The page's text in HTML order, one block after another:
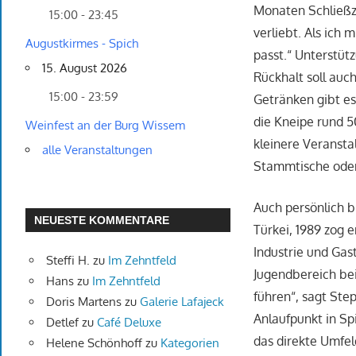
Monaten
verliebt. Als ich
passt.“
Rückhalt soll
Getränken gibt
die Kneipe rund
kleinere
Stammtische
Auch persönlich
Türkei, 1989 zog
Industrie und
Jugendbereich
führen“, sagt
Anlaufpunkt in
das direkte
15:00 - 23:45
Augustkirmes - Spich
15. August 2026
15:00 - 23:59
Weinfest an der Burg Wissem
alle Veranstaltungen
NEUESTE KOMMENTARE
Steffi H. zu Im Zehntfeld
Hanszu Im Zehntfeld
Doris Martenszu Galerie Lafajeck
Detlefzu Café Deluxe
Helene Schönhoffzu Kategorien